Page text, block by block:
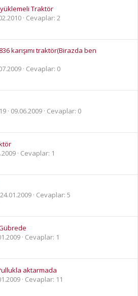
Traktör
Cevaplar: 2
karışımı traktör(Birazda ben
Cevaplar: 0
09.06.2009 Cevaplar: 0
Cevaplar: 1
24.01.2009 Cevaplar: 5
Cevaplar: 1
aktarmada
Cevaplar: 11